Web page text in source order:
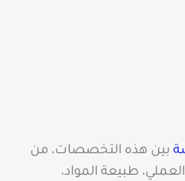
بين هذه التخصصات، من
طبيعة المواد،